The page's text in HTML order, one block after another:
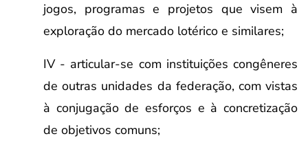
jogos, programas e projetos que visem à
exploração do mercado lotérico e similares;
IV - articular-se com instituições congêneres
de outras unidades da federação, com vistas
à conjugação de esforços e à concretização
de objetivos comuns;